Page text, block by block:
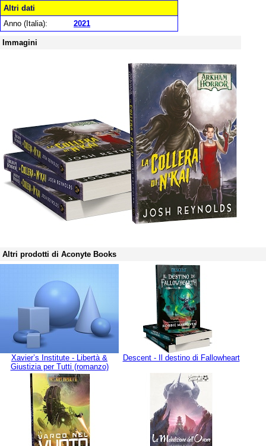
Altri dati
Anno (Italia):
2021
Immagini
Altri prodotti di Aconyte Books
Xavier’s Institute - Libertà &
Giustizia per Tutti (romanzo)
Descent - Il destino di Fallowheart